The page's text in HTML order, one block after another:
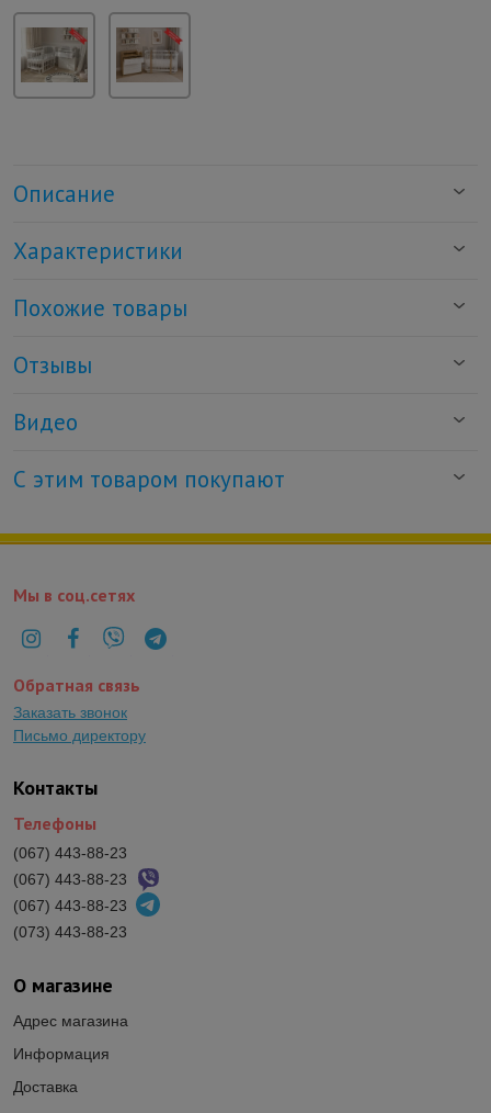
Описание
Характеристики
Похожие товары
Отзывы
Видео
С этим товаром покупают
О магазине
Адрес магазина
Информация
Доставка
Контакты
Телефоны
(067) 443-88-23
(067) 443-88-23
(067) 443-88-23
(073) 443-88-23
Мы в соц.сетях
Обратная связь
Заказать звонок
Письмо директору